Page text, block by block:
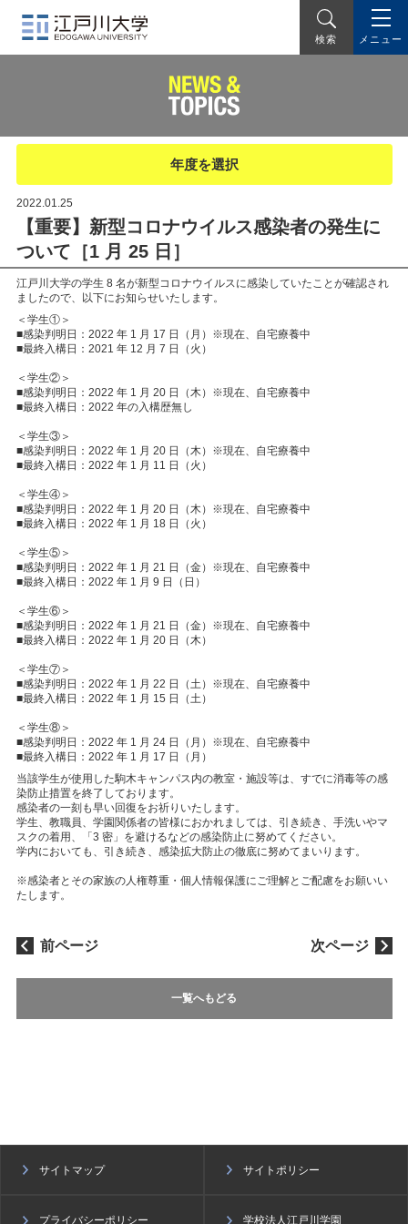
検索 メニュー
年度を選択
2022.01.25
【重要】新型コロナウイルス感染者の発生に
ついて［1 月 25 日］
江戸川大学の学生 8 名が新型コロナウイルスに感染していたことが確認され
ましたので、以下にお知らせいたします。
＜学生①＞
■感染判明日：2022 年 1 月 17 日（月）※現在、自宅療養中
■最終入構日：2021 年 12 月 7 日（火）
＜学生②＞
■感染判明日：2022 年 1 月 20 日（木）※現在、自宅療養中
■最終入構日：2022 年の入構歴無し
＜学生③＞
■感染判明日：2022 年 1 月 20 日（木）※現在、自宅療養中
■最終入構日：2022 年 1 月 11 日（火）
＜学生④＞
■感染判明日：2022 年 1 月 20 日（木）※現在、自宅療養中
■最終入構日：2022 年 1 月 18 日（火）
＜学生⑤＞
■感染判明日：2022 年 1 月 21 日（金）※現在、自宅療養中
■最終入構日：2022 年 1 月 9 日（日）
＜学生⑥＞
■感染判明日：2022 年 1 月 21 日（金）※現在、自宅療養中
■最終入構日：2022 年 1 月 20 日（木）
＜学生⑦＞
■感染判明日：2022 年 1 月 22 日（土）※現在、自宅療養中
■最終入構日：2022 年 1 月 15 日（土）
＜学生⑧＞
■感染判明日：2022 年 1 月 24 日（月）※現在、自宅療養中
■最終入構日：2022 年 1 月 17 日（月）
当該学生が使用した駒木キャンパス内の教室・施設等は、すでに消毒等の感
染防止措置を終了しております。
感染者の⼀刻も早い回復をお祈りいたします。
学生、教職員、学園関係者の皆様におかれましては、引き続き、手洗いやマ
スクの着用、「3 密」を避けるなどの感染防止に努めてください。
学内においても、引き続き、感染拡大防止の徹底に努めてまいります。
※感染者とその家族の人権尊重・個人情報保護にご理解とご配慮をお願いい
たします。
前ページ 次ページ
一覧へもどる
サイトマップ サイトポリシー
プライバシーポリシー 学校法人江戸川学園